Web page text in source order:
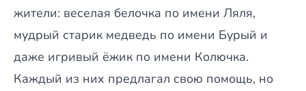
жители: веселая белочка по имени Ляля,
мудрый старик медведь по имени Бурый и
даже игривый ёжик по имени Колючка.
Каждый из них предлагал свою помощь, но